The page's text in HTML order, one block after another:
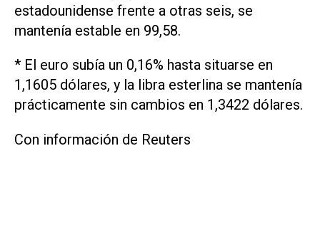
⁠estadounidense frente a otras seis, se
mantenía estable en 99,58.
* El euro subía un 0,16% hasta situarse en
1,1605 ​dólares, y la libra esterlina se mantenía
prácticamente sin cambios en 1,3422 dólares.
Con información de Reuters